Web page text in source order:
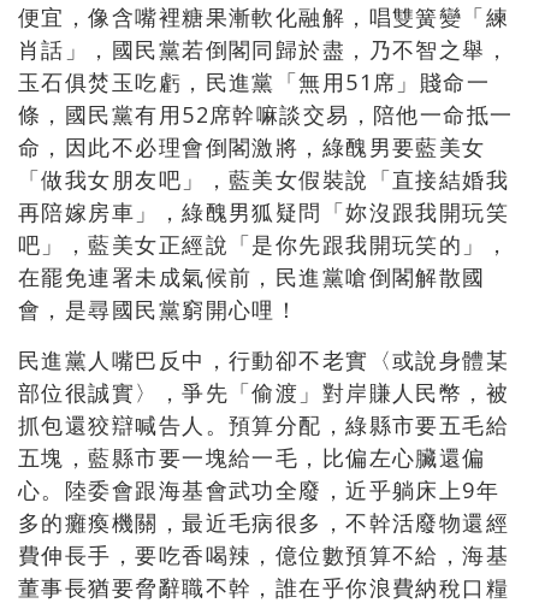
便宜，像含嘴裡糖果漸軟化融解，唱雙簧變「練
肖話」，國民黨若倒閣同歸於盡，乃不智之舉，
玉石俱焚玉吃虧，民進黨「無用51席」賤命一
條，國民黨有用52席幹嘛談交易，陪他一命抵一
命，因此不必理會倒閣激將，綠醜男要藍美女
「做我女朋友吧」，藍美女假裝說「直接結婚我
再陪嫁房車」，綠醜男狐疑問「妳沒跟我開玩笑
吧」，藍美女正經說「是你先跟我開玩笑的」，
在罷免連署未成氣候前，民進黨嗆倒閣解散國
會，是尋國民黨窮開心哩！
民進黨人嘴巴反中，行動卻不老實〈或說身體某
部位很誠實〉，爭先「偷渡」對岸賺人民幣，被
抓包還狡辯喊告人。預算分配，綠縣市要五毛給
五塊，藍縣市要一塊給一毛，比偏左心臟還偏
心。陸委會跟海基會武功全廢，近乎躺床上9年
多的癱瘓機關，最近毛病很多，不幹活廢物還經
費伸長手，要吃香喝辣，億位數預算不給，海基
董事長猶要脅辭職不幹，誰在乎你浪費納稅口糧